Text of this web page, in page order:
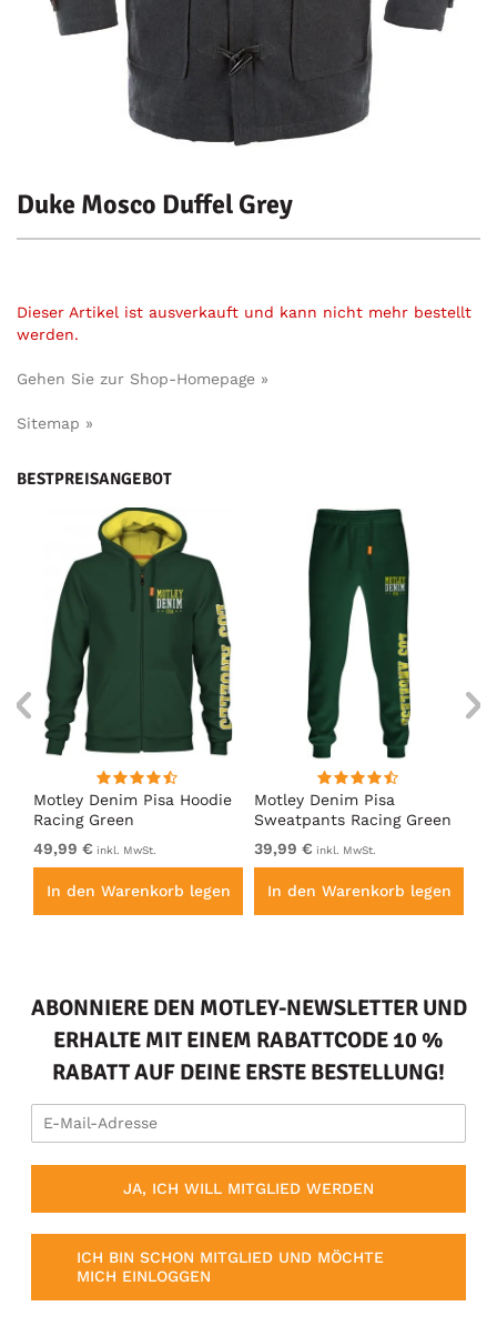
Duke Mosco Duffel Grey
Dieser Artikel ist ausverkauft und kann nicht mehr bestellt
werden.
Gehen Sie zur Shop-Homepage »
Sitemap »
BESTPREISANGEBOT
Motley Denim Pisa Hoodie
Racing Green
49,99 € inkl. MwSt.
In den Warenkorb legen
Motley Denim Pisa
Sweatpants Racing Green
39,99 € inkl. MwSt.
In den Warenkorb legen
ABONNIERE DEN MOTLEY-NEWSLETTER UND
ERHALTE MIT EINEM RABATTCODE 10 %
RABATT AUF DEINE ERSTE BESTELLUNG!
JA, ICH WILL MITGLIED WERDEN
ICH BIN SCHON MITGLIED UND MÖCHTE
MICH EINLOGGEN